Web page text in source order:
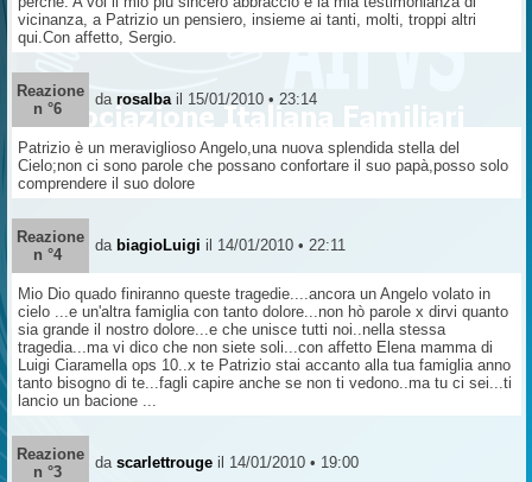
vicinanza, a Patrizio un pensiero, insieme ai tanti, molti, troppi altri
qui.Con affetto, Sergio.
Reazione
n °6
da rosalba il 15/01/2010 • 23:14
Patrizio è un meraviglioso Angelo,una nuova splendida stella del
Cielo;non ci sono parole che possano confortare il suo papà,posso solo
comprendere il suo dolore
Reazione
n °4
da biagioLuigi il 14/01/2010 • 22:11
Mio Dio quado finiranno queste tragedie....ancora un Angelo volato in
cielo ...e un'altra famiglia con tanto dolore...non hò parole x dirvi quanto
sia grande il nostro dolore...e che unisce tutti noi..nella stessa
tragedia...ma vi dico che non siete soli...con affetto Elena mamma di
Luigi Ciaramella ops 10..x te Patrizio stai accanto alla tua famiglia anno
tanto bisogno di te...fagli capire anche se non ti vedono..ma tu ci sei...ti
lancio un bacione ...
Reazione
n °3
da scarlettrouge il 14/01/2010 • 19:00